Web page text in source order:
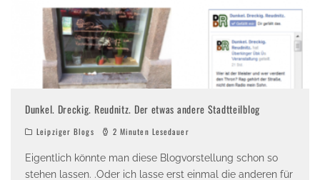
Dunkel. Dreckig. Reudnitz. Der etwas andere Stadtteilblog
Leipziger Blogs 2 Minuten Lesedauer
Eigentlich könnte man diese Blogvorstellung schon so
stehen lassen. .Oder ich lasse erst einmal die anderen für